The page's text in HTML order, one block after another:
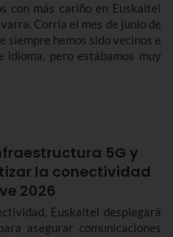
con más cariño en Euskaltel
Corría el mes de junio de
siempre hemos sido vecinos e
idioma, pero estábamos muy
5G y
la conectividad
2026
Euskaltel desplegará
asegurar comunicaciones